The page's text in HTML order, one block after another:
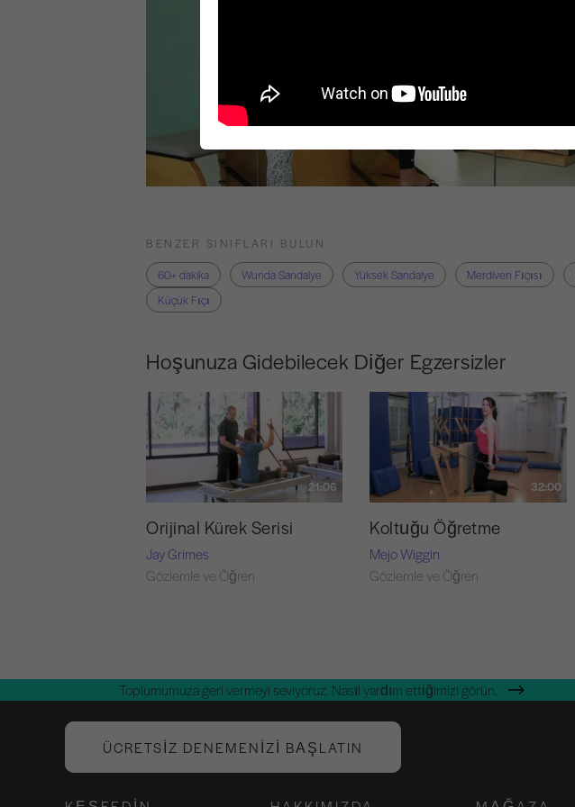
BENZER SINIFLARI BULUN
60+ dakika
Wunda Sandalye Yüksek Sandalye Merdiven Fıçısı
Küçük Fıçı
Hoşunuza Gidebilecek Diğer Egzersizler
21:06
Orijinal Kürek Serisi
Jay Grimes
Gözlemle ve Öğren
32:00
Koltuğu Öğretme
Mejo Wiggin
Gözlemle ve Öğren
Toplumumuza geri vermeyi seviyoruz. Nasıl yardım ettiğimizi görün.
ÜCRETSIZ DENEMENIZI BAŞLATIN